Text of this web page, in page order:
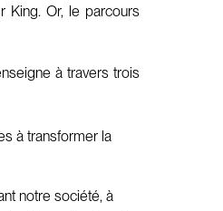
King. Or, le parcours
à travers trois
à transformer la
notre société, à